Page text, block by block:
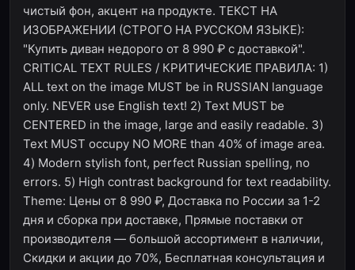
чистый фон, акцент на продукте. ТЕКСТ НА
ИЗОБРАЖЕНИИ (СТРОГО НА РУССКОМ ЯЗЫКЕ):
"Купить диван недорого от 8 990 ₽ с доставкой".
CRITICAL TEXT RULES / КРИТИЧЕСКИЕ ПРАВИЛА: 1)
ALL text on the image MUST be in RUSSIAN language
only. NEVER use English text! 2) Text MUST be
CENTERED in the image, large and easily readable. 3)
Text MUST occupy NO MORE than 40% of image area.
4) Modern stylish font, perfect Russian spelling, no
errors. 5) High contrast background for text readability.
Theme: Цены от 8 990 ₽, Доставка по России за 1-2
дня и сборка при доставке, Прямые поставки от
производителя — большой ассортимент в наличии,
Скидки и акции до 70%, Бесплатная консультация и